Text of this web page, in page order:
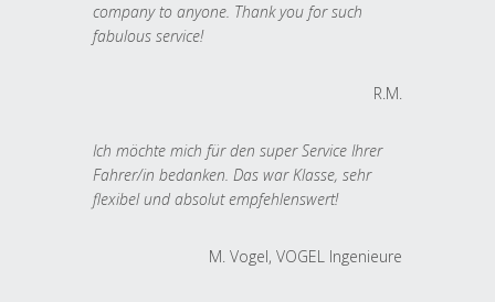
company to anyone. Thank you for such
fabulous service!
R.M.
Ich möchte mich für den super Service Ihrer
Fahrer/in bedanken. Das war Klasse, sehr
flexibel und absolut empfehlenswert!
M. Vogel, VOGEL Ingenieure